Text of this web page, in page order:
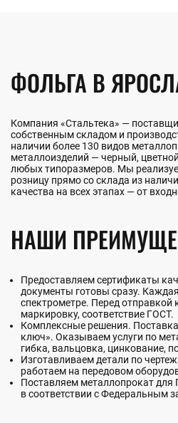
ФОЛЬГА В
Компания «Стальтека» —
собственным складом и
наличии более 130 видов
металлоизделий — черный,
любых типоразмеров. Мы
розницу прямо со склада из
качества на всех этапах — от
НАШИ
Предоставляем сертификаты
документы готовы сразу.
спектрометре. Перед отправкой
маркировку, соответствие ГОСТ.
Комплексные решения.
ключ». Оказываем услуги по
гибка, вальцовка, цинкование,
Изготавливаем детали по
работаем на передовом
Поставляем металлопрокат для
в соответствии с Федеральным